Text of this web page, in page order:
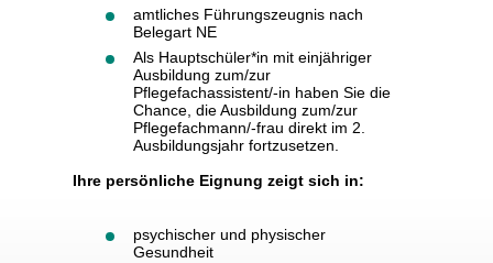
amtliches Führungszeugnis nach
Belegart NE
Als Hauptschüler*in mit einjähriger
Ausbildung zum/zur
Pflegefachassistent/-in haben Sie die
Chance, die Ausbildung zum/zur
Pflegefachmann/-frau direkt im 2.
Ausbildungsjahr fortzusetzen.
Ihre persönliche Eignung zeigt sich in:
psychischer und physischer
Gesundheit